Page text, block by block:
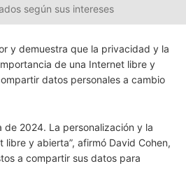
según sus intereses
y demuestra que la privacidad y la
de una Internet libre y
datos personales a cambio
de 2024. La personalización y la
y abierta”, afirmó David Cohen,
a compartir sus datos para